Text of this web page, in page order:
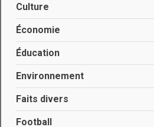
Culture
Économie
Éducation
Environnement
Faits divers
Football